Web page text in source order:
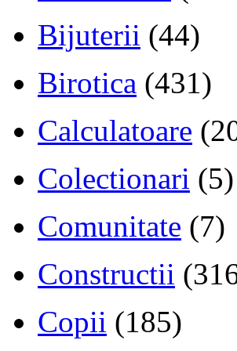
Bijuterii (44)
Birotica (431)
Calculatoare
Colectionari (5)
Comunitate (7)
Constructii
Copii (185)